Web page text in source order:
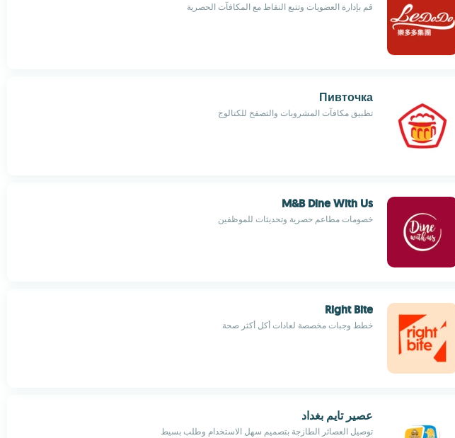
قم بإدارة العضويات وتتبع النقاط مع المكافآت الحصرية
Пивточка
تطبيق مكافآت المشروبات والتصفح للكتالوج
M&B Dine With Us
خصومات مطاعم حصرية وتحديثات للموظفين
Right Bite
خطط وجبات مخصصة لعادات أكل أكثر صحة
عصير تايم بغداد
توصيل العصائر الطازجة بتصميم سهل الاستخدام وطلب بسيط